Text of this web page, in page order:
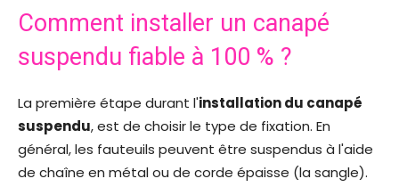
Comment installer un canapé
suspendu fiable à 100 % ?
La première étape durant l'installation du canapé
suspendu, est de choisir le type de fixation. En
général, les fauteuils peuvent être suspendus à l'aide
de chaîne en métal ou de corde épaisse (la sangle).